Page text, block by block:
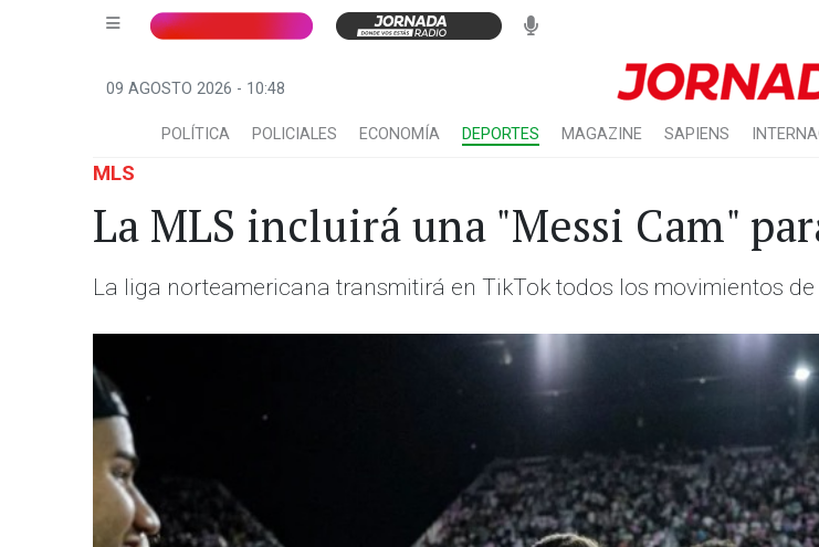
09 AGOSTO 2026 - 10:48
POLÍTICA POLICIALES ECONOMÍA DEPORTES MAGAZINE SAPIENS
MLS
La MLS incluirá una "Messi Cam"
La liga norteamericana transmitirá en TikTok todos los movimientos